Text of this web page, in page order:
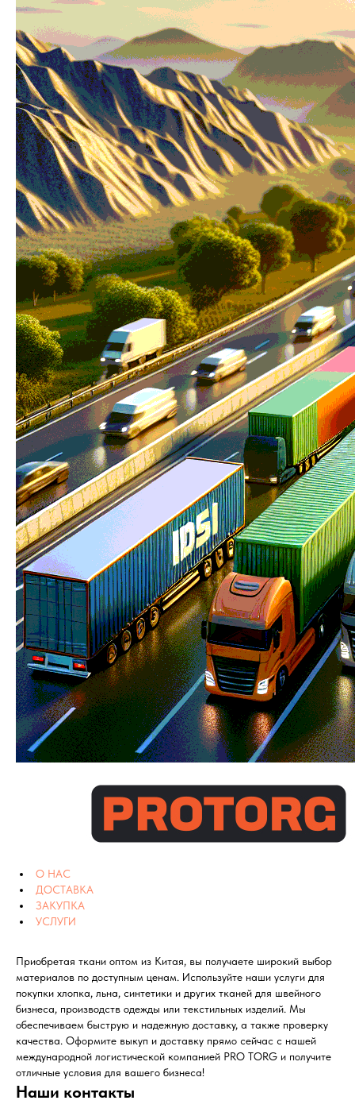
О НАС
ДОСТАВКА
ЗАКУПКА
УСЛУГИ
Приобретая ткани оптом из Китая, вы получаете широкий выбор
материалов по доступным ценам. Используйте наши услуги для
покупки хлопка, льна, синтетики и других тканей для швейного
бизнеса, производств одежды или текстильных изделий. Мы
обеспечиваем быструю и надежную доставку, а также проверку
качества. Оформите выкуп и доставку прямо сейчас с нашей
международной логистической компанией PRO TORG и получите
отличные условия для вашего бизнеса!
Наши контакты